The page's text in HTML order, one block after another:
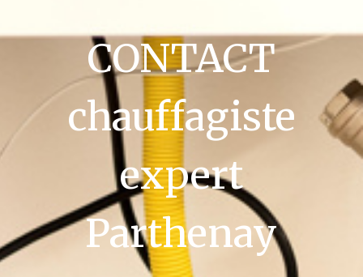
CONTACT
chauffagiste
expert
Parthenay